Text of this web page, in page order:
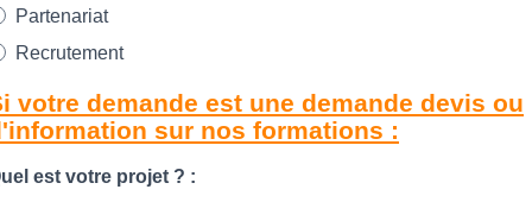
Partenariat
Recrutement
votre demande est une demande devis ou
sur nos formations :
est votre projet ? :